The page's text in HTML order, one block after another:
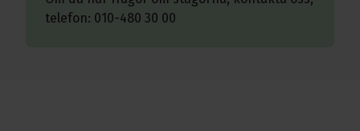
telefon: 010-480 30 00